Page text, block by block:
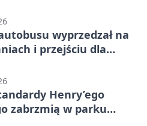
wyprzedzał na
i przejściu dla
Henry’ego
zabrzmią w parku